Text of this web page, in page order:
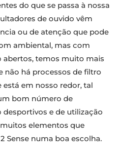
do que se passa à nossa
de ouvido vêm
ou de atenção que pode
ambiental, mas com
abertos, temos muito mais
não há processos de filtro
em nosso redor, tal
bom número de
e de utilização
elementos que
Sense numa boa escolha.